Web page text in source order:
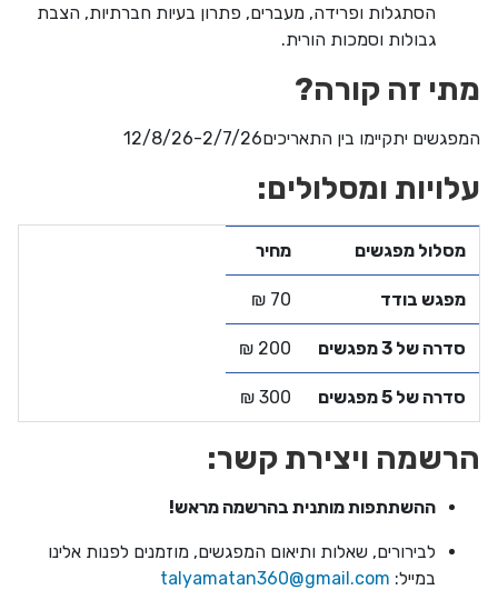
הסתגלות ופרידה, מעברים, פתרון בעיות חברתיות, הצבת
גבולות וסמכות הורית.
מתי זה קורה?
המפגשים יתקיימו בין התאריכים12/8/26-2/7/26
עלויות ומסלולים:
מסלול מפגשים מחיר
מפגש בודד 70 ₪
סדרה של 3 מפגשים 200 ₪
סדרה של 5 מפגשים 300 ₪
הרשמה ויצירת קשר:
ההשתתפות מותנית בהרשמה מראש!
לבירורים, שאלות ותיאום המפגשים, מוזמנים לפנות אלינו
במייל: talyamatan360@gmail.com